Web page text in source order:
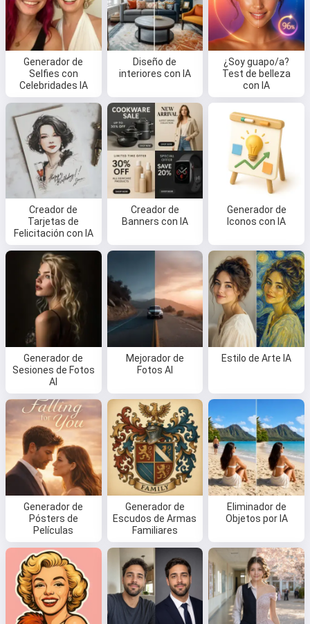
Generador de
Selfies con
Celebridades IA
Diseño de
interiores con IA
¿Soy guapo/a?
Test de belleza
con IA
Creador de
Tarjetas de
Felicitación con IA
Creador de
Banners con IA
Generador de
Iconos con IA
Generador de
Sesiones de Fotos
AI
Mejorador de
Fotos AI
Estilo de Arte IA
Generador de
Pósters de
Películas
Generador de
Escudos de Armas
Familiares
Eliminador de
Objetos por IA